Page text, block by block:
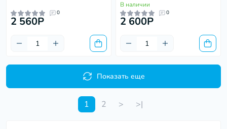
0
2 560P
В наличии
0
2 600P
Показать еще
1 2 > >|